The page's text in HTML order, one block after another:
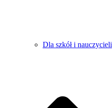
Dla szkół i nauczycieli